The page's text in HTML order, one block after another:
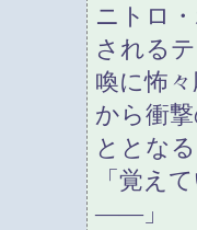
ニトロ
される
喚に怖
から衝
ととなる
「覚え
――」